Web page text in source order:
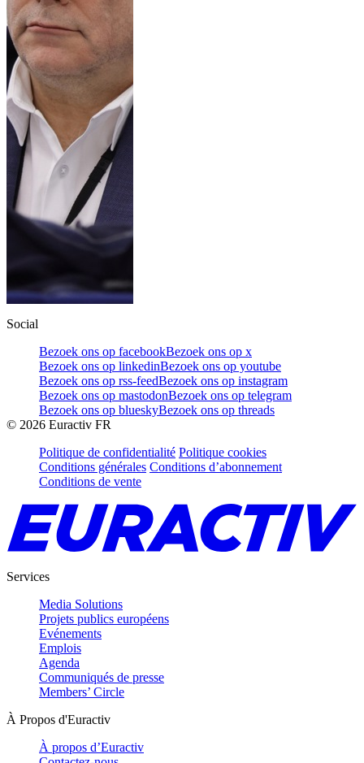
Social
Bezoek ons op facebookBezoek ons op x
Bezoek ons op linkedinBezoek ons op youtube
Bezoek ons op rss-feedBezoek ons op instagram
Bezoek ons op mastodonBezoek ons op telegram
Bezoek ons op blueskyBezoek ons op threads
© 2026 Euractiv FR
Politique de confidentialité Politique cookies
Conditions générales Conditions d’abonnement
Conditions de vente
Services
Media Solutions
Projets publics européens
Evénements
Emplois
Agenda
Communiqués de presse
Members’ Circle
À Propos d'Euractiv
À propos d’Euractiv